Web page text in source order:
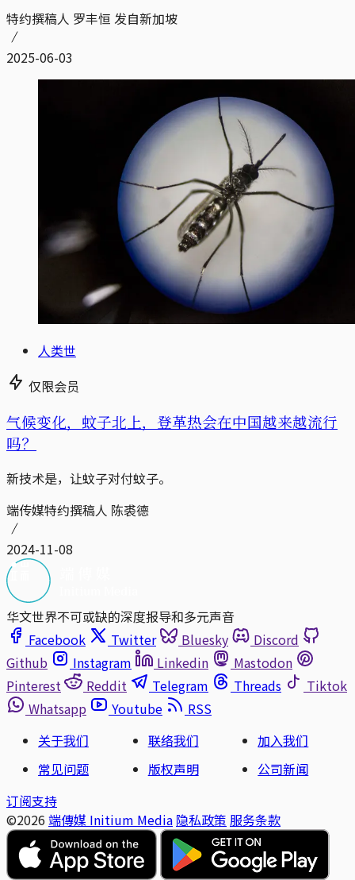
特约撰稿人 罗丰恒 发自新加坡
2025-06-03
人类世
仅限会员
气候变化，蚊子北上，登革热会在中国越来越流行
吗？
新技术是，让蚊子对付蚊子。
端传媒特约撰稿人 陈裘德
2024-11-08
华文世界不可或缺的深度报导和多元声音
Facebook
Twitter Bluesky
Discord
Github
Instagram Linkedin
Mastodon
Pinterest
Reddit Telegram Threads
Tiktok
Whatsapp
Youtube
RSS
关于我们
联络我们
加入我们
常见问题
版权声明
公司新闻
订阅支持
©2026 端傳媒 Initium Media 隐私政策 服务条款